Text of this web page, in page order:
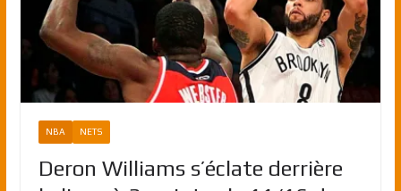
NBA NETS
Deron Williams s’éclate derrière